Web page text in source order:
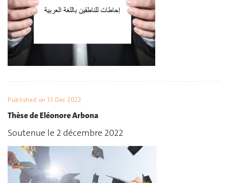
Published on13 Dec 2022
Thèse de Eléonore Arbona
Soutenue le 2 décembre 2022